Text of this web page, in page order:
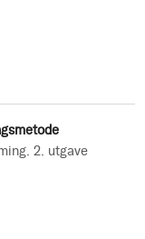
2. utgave